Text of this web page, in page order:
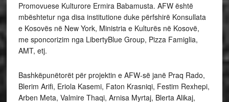
Promovuese Kulturore Ermira Babamusta. AFW është
mbështetur nga disa institutione duke përfshirë Konsullata
e Kosovës në New York, Ministria e Kulturës në Kosovë,
me sponcorizim nga LibertyBlue Group, Pizza Famiglia,
AMT, etj.
Bashkëpunëtorët për projektin e AFW-së janë Praq Rado,
Blerim Arifi, Eriola Kasemi, Faton Krasniqi, Festim Rexhepi,
Arben Meta, Valmire Thaqi, Arnisa Myrtaj, Blerta Alikaj,